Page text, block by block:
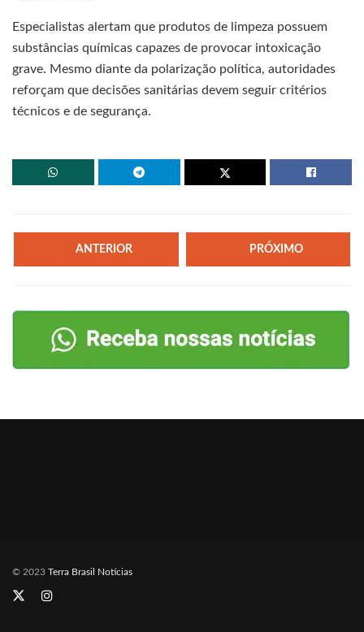
Especialistas alertam que produtos de limpeza possuem
substâncias químicas capazes de provocar intoxicação
grave. Mesmo diante da polarização política, autoridades
reforçam que decisões sanitárias devem seguir critérios
técnicos e de segurança.
ANTERIOR PRÓXIMO
© 2023 Terra Brasil Notícias